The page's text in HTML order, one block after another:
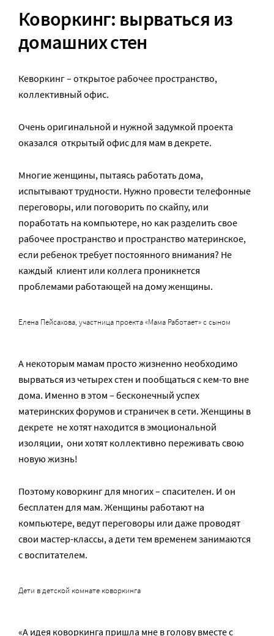
Коворкинг: вырваться из
домашних стен
Кеворкинг – открытое рабочее пространство,
коллективный офис.
Очень оригинальной и нужной задумкой проекта
оказался открытый офис для мам в декрете.
Многие женщины, пытаясь работать дома,
испытывают трудности. Нужно провести телефонные
переговоры, или поговорить по скайпу, или
поработать на компьютере, но как разделить свое
рабочее пространство и пространство материнское,
если ребенок требует постоянного внимания? Не
каждый клиент или коллега проникнется
проблемами работающей на дому женщины.
Елена Пейсахова, участница проекта «Мама Работает» с сыном
А некоторым мамам просто жизненно необходимо
вырваться из четырех стен и пообщаться с кем-то вне
дома. Именно в этом – бесконечный успех
материнских форумов и страничек в сети. Женщины в
декрете не хотят находится в эмоциональной
изоляции, они хотят коллективно переживать свою
новую жизнь!
Поэтому коворкинг для многих – спасителен. И он
бесплатен для мам. Женщины работают на
компьютере, ведут переговоры или даже проводят
свои мастер-классы, а дети тем временем занимаются
с воспитателем.
Дети в детской комнате коворкинга
«А идея коворкинга пришла мне в голову вместе с